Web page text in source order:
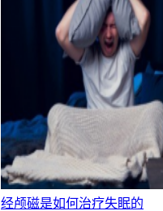
经颅磁是如何治疗失眠的